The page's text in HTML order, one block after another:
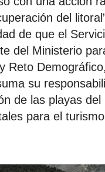
del
de que el
del Ministerio
Reto
su
de las playas del
para el